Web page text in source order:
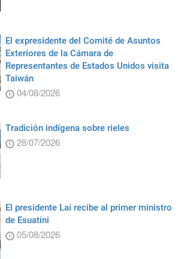
El expresidente del Comité de Asuntos
Exteriores de la Cámara de
Representantes de Estados Unidos visita
Taiwán
04/08/2026
Tradición indígena sobre rieles
28/07/2026
El presidente Lai recibe al primer ministro
de Esuatini
05/08/2026